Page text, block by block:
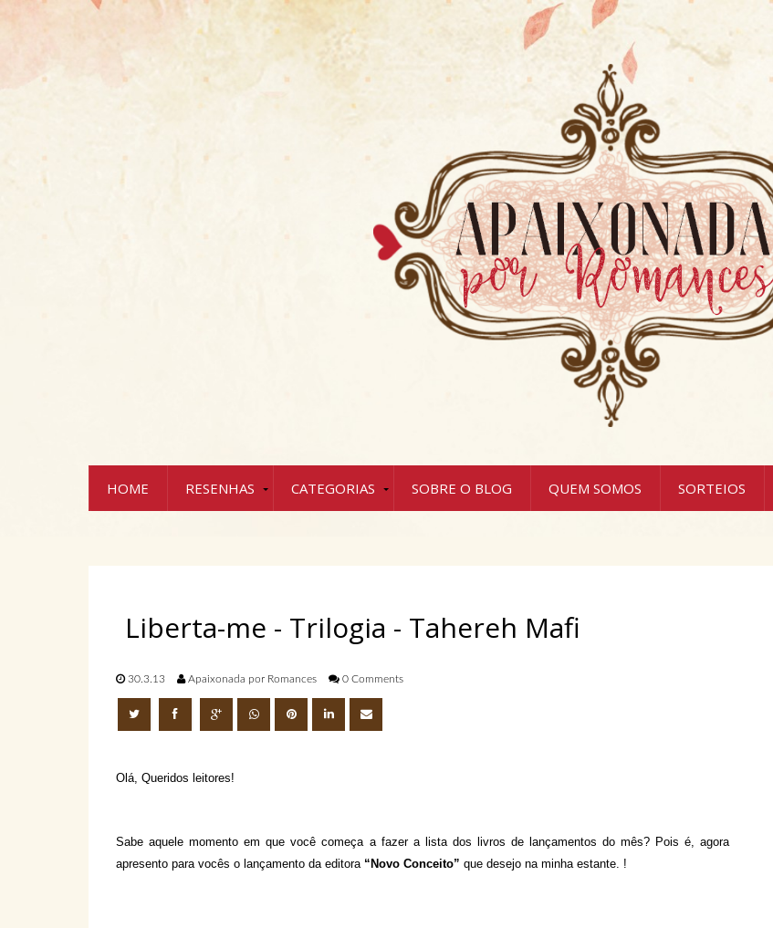
HOME RESENHAS CATEGORIAS SOBRE O BLOG QUEM SOMOS SORTEIOS
Liberta-me - Trilogia - Tahereh Mafi
30.3.13 Apaixonada por Romances 0 Comments
Olá, Queridos leitores!
Sabe aquele momento em que você começa a fazer a lista dos livros de lançamentos do mês? Pois é, agora
apresento para vocês o lançamento da editora “Novo Conceito” que desejo na minha estante. !